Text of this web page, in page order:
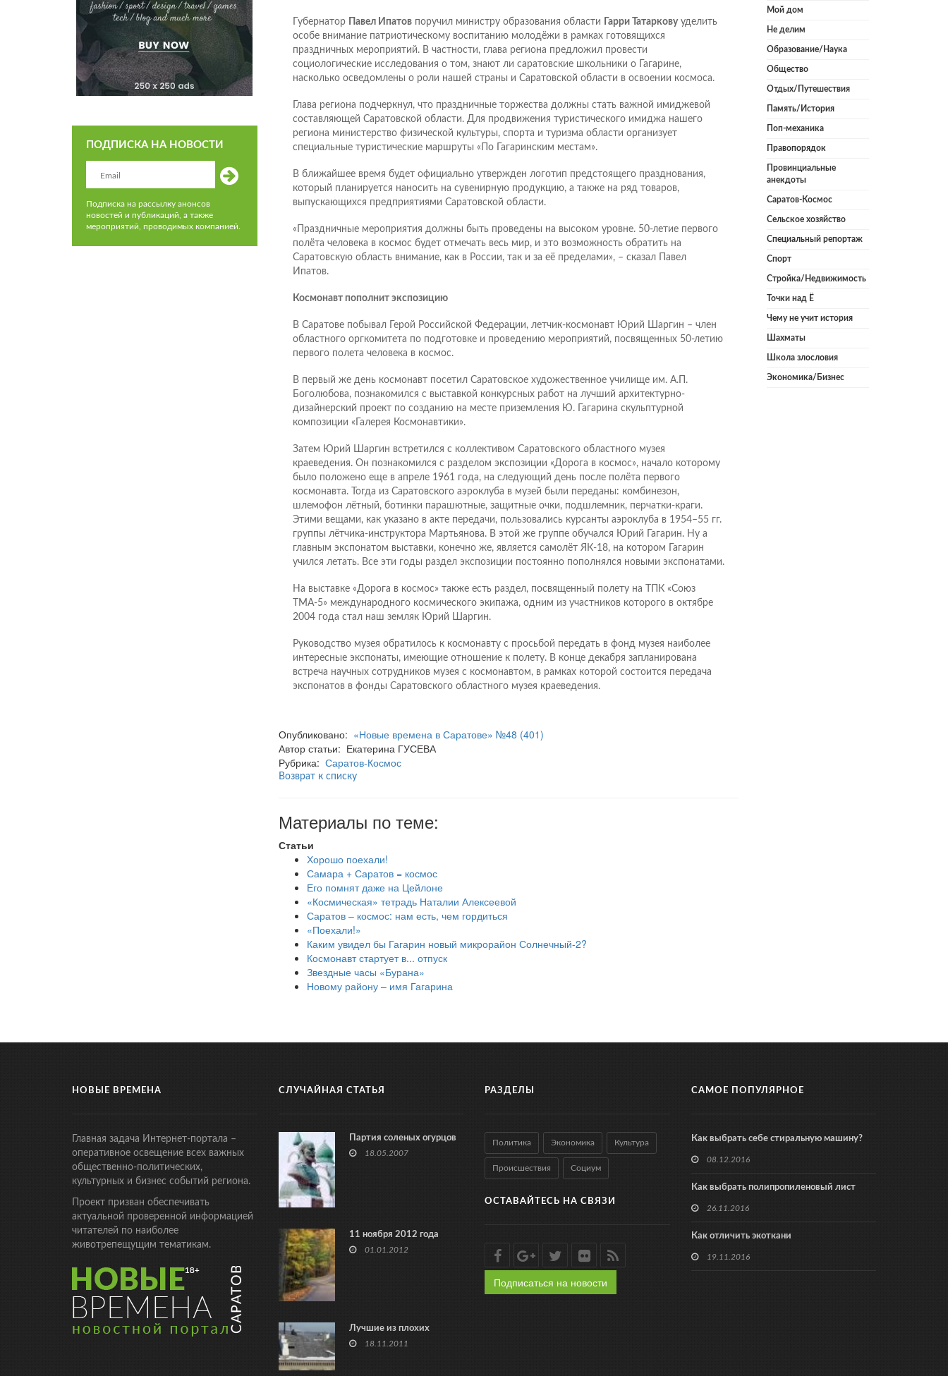
ПОДПИСКА НА НОВОСТИ
Подписка на рассылку анонсов
новостей и публикаций, а также
мероприятий, проводимых компанией.
Губернатор Павел Ипатовпоручил министру образования области Гарри Татарковууделить
особе внимание патриотическому воспитанию молодёжи в рамках готовящихся
праздничных мероприятий. В частности, глава региона предложил провести
социологические исследования о том, знают ли саратовские школьники о Гагарине,
насколько осведомлены о роли нашей страны и Саратовской области в освоении космоса.
Глава региона подчеркнул, что праздничные торжества должны стать важной имиджевой
составляющей Саратовской области. Для продвижения туристического имиджа нашего
региона министерство физической культуры, спорта и туризма области организует
специальные туристические маршруты «По Гагаринским местам».
В ближайшее время будет официально утвержден логотип предстоящего празднования,
который планируется наносить на сувенирную продукцию, а также на ряд товаров,
выпускающихся предприятиями Саратовской области.
«Праздничные мероприятия должны быть проведены на высоком уровне. 50-летие первого
полёта человека в космос будет отмечать весь мир, и это возможность обратить на
Саратовскую область внимание, как в России, так и за её пределами», – сказал Павел
Ипатов.
Космонавт пополнит экспозицию
В Саратове побывал Герой Российской Федерации, летчик-космонавт Юрий Шаргин – член
областного оргкомитета по подготовке и проведению мероприятий, посвященных 50-летию
первого полета человека в космос.
В первый же день космонавт посетил Саратовское художественное училище им. А.П.
Боголюбова, познакомился с выставкой конкурсных работ на лучший архитектурно-
дизайнерский проект по созданию на месте приземления Ю. Гагарина скульптурной
композиции «Галерея Космонавтики».
Затем Юрий Шаргин встретился с коллективом Саратовского областного музея
краеведения. Он познакомился с разделом экспозиции «Дорога в космос», начало которому
было положено еще в апреле 1961 года, на следующий день после полёта первого
космонавта. Тогда из Саратовского аэроклуба в музей были переданы: комбинезон,
шлемофон лётный, ботинки парашютные, защитные очки, подшлемник, перчатки-краги.
Этими вещами, как указано в акте передачи, пользовались курсанты аэроклуба в 1954–55 гг.
группы лётчика-инструктора Мартьянова. В этой же группе обучался Юрий Гагарин. Ну а
главным экспонатом выставки, конечно же, является самолёт ЯК-18, на котором Гагарин
учился летать. Все эти годы раздел экспозиции постоянно пополнялся новыми экспонатами.
На выставке «Дорога в космос» также есть раздел, посвященный полету на ТПК «Союз
ТМА-5» международного космического экипажа, одним из участников которого в октябре
2004 года стал наш земляк Юрий Шаргин.
Руководство музея обратилось к космонавту с просьбой передать в фонд музея наиболее
интересные экспонаты, имеющие отношение к полету. В конце декабря запланирована
встреча научных сотрудников музея с космонавтом, в рамках которой состоится передача
экспонатов в фонды Саратовского областного музея краеведения.
Опубликовано: «Новые времена в Саратове» №48 (401)
Автор статьи: Екатерина ГУСЕВА
Рубрика: Саратов-Космос
Возврат к списку
Материалы по теме:
Статьи
Хорошо поехали!
Самара + Саратов = космос
Его помнят даже на Цейлоне
«Космическая» тетрадь Наталии Алексеевой
Саратов – космос: нам есть, чем гордиться
«Поехали!»
Каким увидел бы Гагарин новый микрорайон Солнечный-2?
Космонавт стартует в... отпуск
Звездные часы «Бурана»
Новому району – имя Гагарина
Мой дом
Не делим
Образование/Наука
Общество
Отдых/Путешествия
Память/История
Поп-механика
Правопорядок
Провинциальные
анекдоты
Саратов-Космос
Сельское хозяйство
Специальный репортаж
Спорт
Стройка/Недвижимость
Точки над Ё
Чему не учит история
Шахматы
Школа злословия
Экономика/Бизнес
НОВЫЕ ВРЕМЕНА
Главная задача Интернет-портала –
оперативное освещение всех важных
общественно-политических,
культурных и бизнес событий региона.
Проект призван обеспечивать
актуальной проверенной информацией
читателей по наиболее
животрепещущим тематикам.
СЛУЧАЙНАЯ СТАТЬЯ
Партия соленых огурцов
18.05.2007
11 ноября 2012 года
01.01.2012
Лучшие из плохих
18.11.2011
РАЗДЕЛЫ
Политика Экономика Культура
Происшествия Социум
ОСТАВАЙТЕСЬ НА СВЯЗИ
Подписаться на новости
САМОЕ ПОПУЛЯРНОЕ
Как выбрать себе стиральную машину?
08.12.2016
Как выбрать полипропиленовый лист
26.11.2016
Как отличить экоткани
19.11.2016